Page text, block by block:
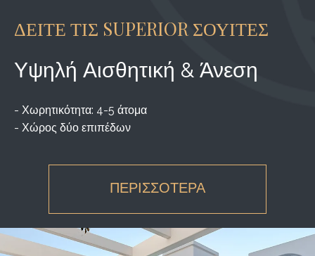
ΔΕΙΤΕ ΤΙΣ SUPERIOR ΣΟΥΙΤΕΣ
Υψηλή Αισθητική & Άνεση
- Χωρητικότητα: 4-5 άτομα
- Χώρος δύο επιπέδων
ΠΕΡΙΣΣΟΤΕΡΑ